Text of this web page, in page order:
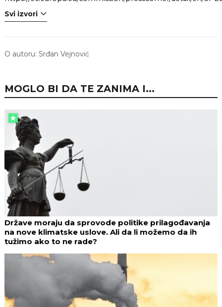
Svi izvori
O autoru: Srđan Vejnović
MOGLO BI DA TE ZANIMA I...
Države moraju da sprovode politike prilagođavanja
na nove klimatske uslove. Ali da li možemo da ih
tužimo ako to ne rade?